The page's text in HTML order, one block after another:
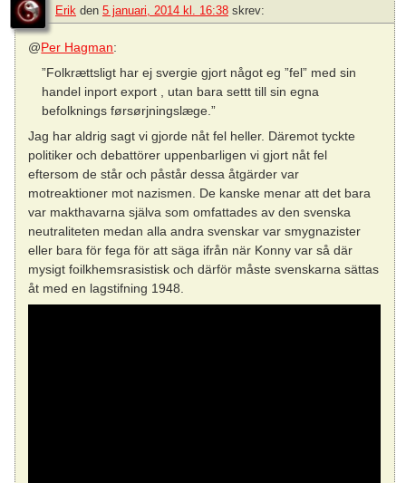
Erik den 5 januari, 2014 kl. 16:38 skrev:
@Per Hagman:
”Folkrættsligt har ej svergie gjort något eg ”fel” med sin
handel inport export , utan bara settt till sin egna
befolknings førsørjningslæge.”
Jag har aldrig sagt vi gjorde nåt fel heller. Däremot tyckte
politiker och debattörer uppenbarligen vi gjort nåt fel
eftersom de står och påstår dessa åtgärder var
motreaktioner mot nazismen. De kanske menar att det bara
var makthavarna själva som omfattades av den svenska
neutraliteten medan alla andra svenskar var smygnazister
eller bara för fega för att säga ifrån när Konny var så där
mysigt foilkhemsrasistisk och därför måste svenskarna sättas
åt med en lagstifning 1948.